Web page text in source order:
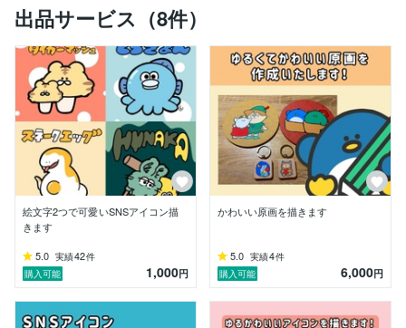
出品サービス（8件）
絵文字2つで可愛いSNSアイコン描
きます
5.0 実績42件
購入可能
1,000円
かわいい原画を描きます
5.0 実績4件
購入可能
6,000円